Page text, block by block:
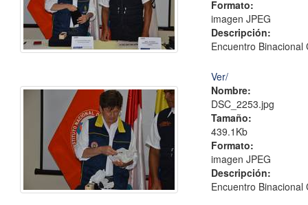
Formato:
imagen JPEG
Descripción:
Encuentro Binacional
Ver/
Nombre:
DSC_2253.jpg
Tamaño:
439.1Kb
Formato:
imagen JPEG
Descripción:
Encuentro Binacional